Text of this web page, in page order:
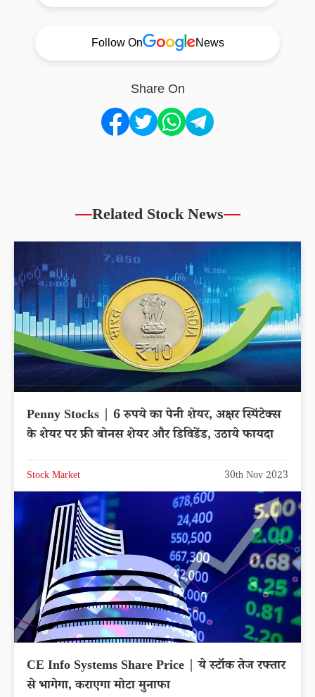
Follow On News
Share On
Related Stock News
Penny Stocks | 6 रुपये का पेनी शेयर, अक्षर स्पिंटेक्स
के शेयर पर फ्री बोनस शेयर और डिविडेंड, उठाये फायदा
Stock Market 30th Nov 2023
CE Info Systems Share Price | ये स्टॉक तेज रफ्तार
से भागेगा, कराएगा मोटा मुनाफा